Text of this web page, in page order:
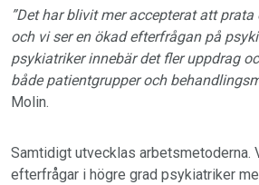
”Det har blivit mer accepterat att
och vi ser en ökad efterfrågan på
psykiatriker innebär det fler uppdrag
både patientgrupper och
Molin.
Samtidigt utvecklas arbetsmetoderna.
efterfrågar i högre grad psykiatriker